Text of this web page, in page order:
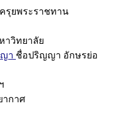
ครุยพระราชทาน
าวิทยาลัย
า ชื่อปริญญา อักษรย่อ
ากาศ